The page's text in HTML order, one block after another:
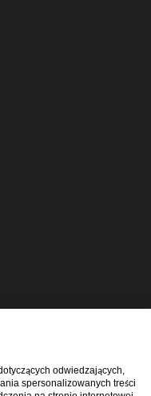
odwiedzających,
spersonalizowanych treści